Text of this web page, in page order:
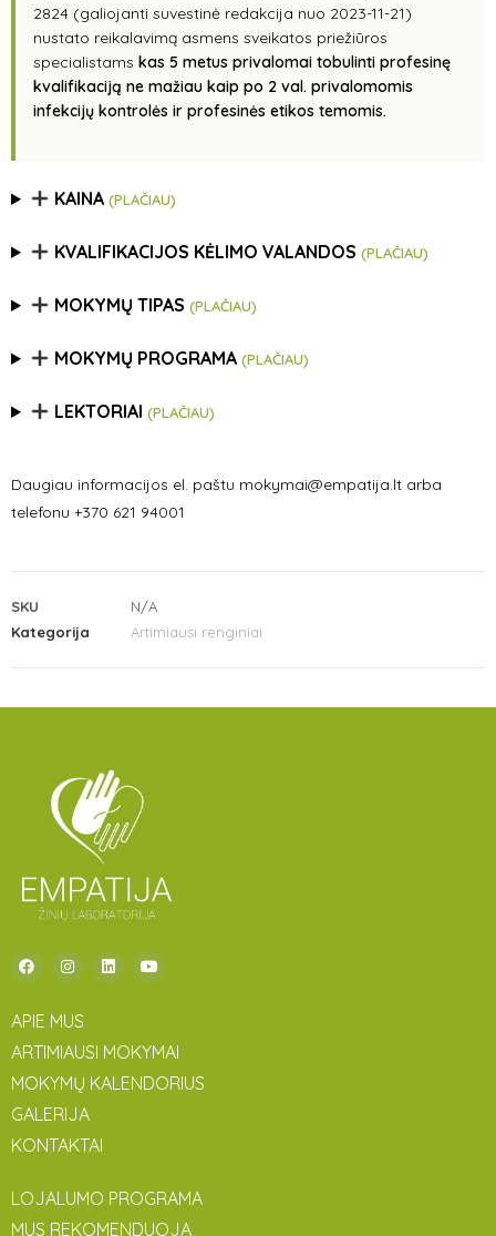
2824 (galiojanti suvestinė redakcija nuo 2023-11-21)
nustato reikalavimą asmens sveikatos priežiūros
specialistams kas 5 metus privalomai tobulinti profesinę
kvalifikaciją ne mažiau kaip po 2 val. privalomomis
infekcijų kontrolės ir profesinės etikos temomis.
KAINA(PLAČIAU)
KVALIFIKACIJOS KĖLIMO VALANDOS(PLAČIAU)
MOKYMŲ TIPAS(PLAČIAU)
MOKYMŲ PROGRAMA(PLAČIAU)
LEKTORIAI(PLAČIAU)
Daugiau informacijos el. paštu mokymai@empatija.lt arba
telefonu +370 621 94001
SKU
N/A
Kategorija
Artimiausi renginiai
APIE MUS
ARTIMIAUSI MOKYMAI
MOKYMŲ KALENDORIUS
GALERIJA
KONTAKTAI
LOJALUMO PROGRAMA
MUS REKOMENDUOJA